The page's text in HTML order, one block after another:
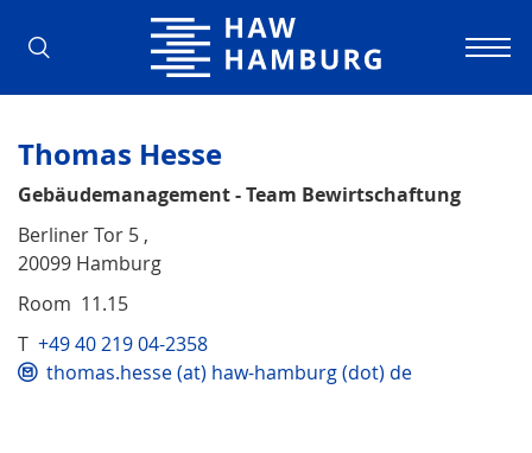
Hamburg University of Applied
Thomas Hesse
Gebäudemanagement - Team Bewirtschaftung
Berliner Tor 5 ,
20099 Hamburg
Room 11.15
T +49 40 219 04-2358
thomas.hesse (at) haw-hamburg (dot) de